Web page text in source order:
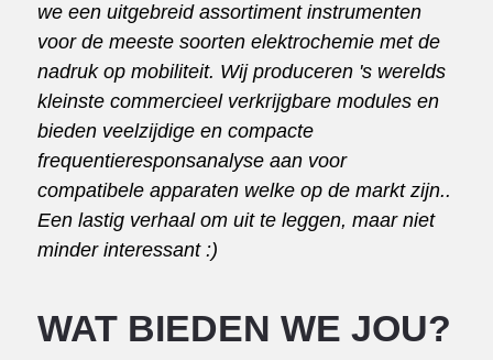
we een uitgebreid assortiment instrumenten
voor de meeste soorten elektrochemie met de
nadruk op mobiliteit. Wij produceren 's werelds
kleinste commercieel verkrijgbare modules en
bieden veelzijdige en compacte
frequentieresponsanalyse aan voor
compatibele apparaten welke op de markt zijn..
Een lastig verhaal om uit te leggen, maar niet
minder interessant :)
WAT BIEDEN WE JOU?